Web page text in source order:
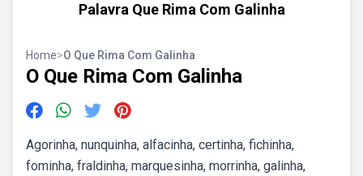
Palavra Que Rima Com Galinha
Home>O Que Rima Com Galinha
O Que Rima Com Galinha
Agorinha, nunquinha, alfacinha, certinha, fichinha,
fominha, fraldinha, marquesinha, morrinha, galinha,